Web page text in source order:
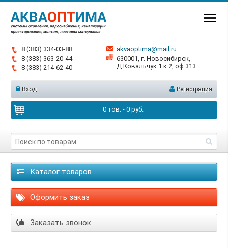
8 (383) 334-03-88
8 (383) 363-20-44
8 (383) 214-62-40
akvaoptima@mail.ru
630001, г. Новосибирск,
Д.Ковальчук 1 к.2, оф.313
Вход Регистрация
0тов. - 0руб.
Каталог товаров
Оформить заказ
Заказать звонок